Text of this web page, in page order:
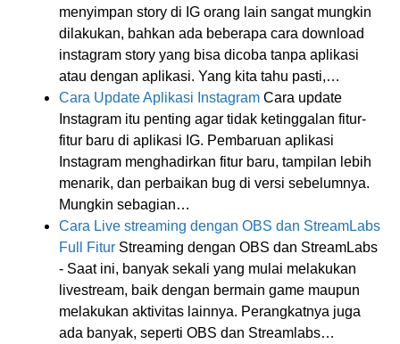
menyimpan story di IG orang lain sangat mungkin
dilakukan, bahkan ada beberapa cara download
instagram story yang bisa dicoba tanpa aplikasi
atau dengan aplikasi. Yang kita tahu pasti,…
Cara Update Aplikasi Instagram Cara update
Instagram itu penting agar tidak ketinggalan fitur-
fitur baru di aplikasi IG. Pembaruan aplikasi
Instagram menghadirkan fitur baru, tampilan lebih
menarik, dan perbaikan bug di versi sebelumnya.
Mungkin sebagian…
Cara Live streaming dengan OBS dan StreamLabs
Full Fitur Streaming dengan OBS dan StreamLabs
- Saat ini, banyak sekali yang mulai melakukan
livestream, baik dengan bermain game maupun
melakukan aktivitas lainnya. Perangkatnya juga
ada banyak, seperti OBS dan Streamlabs…